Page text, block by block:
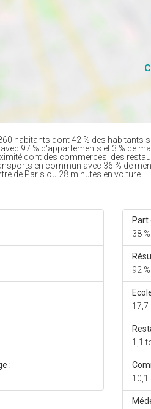
habitants dont 42 % des habitants
97 % d'appartements et 3 % de
dont des commerces, des
en commun avec 36 % de
de Paris ou 28 minutes en voiture.
:
Part
38 %
92 %
17,7
1,1